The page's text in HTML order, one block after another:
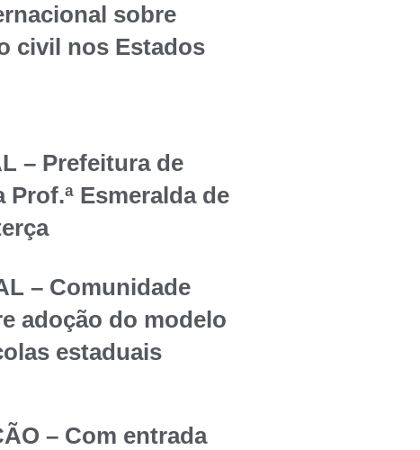
sobre
civil nos Estados
– Prefeitura de
Esmeralda de
– Comunidade
adoção do modelo
estaduais
– Com entrada